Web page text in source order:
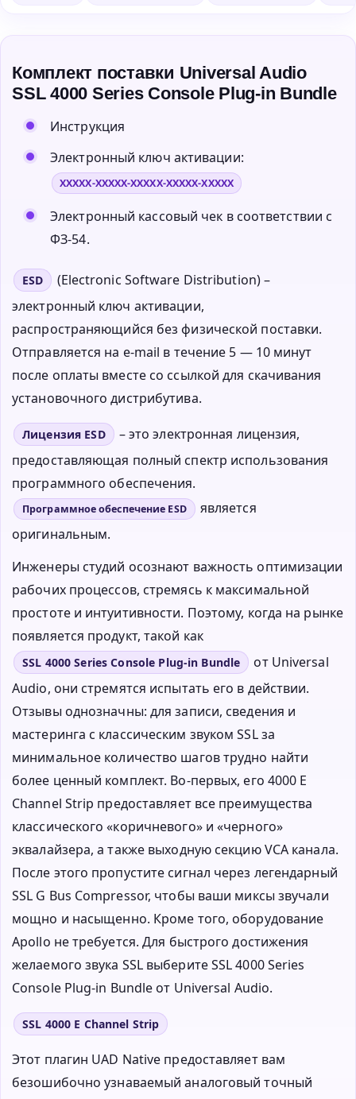
Комплект поставки Universal Audio
SSL 4000 Series Console Plug-in Bundle
Инструкция
Электронный ключ активации:
XXXXX-XXXXX-XXXXX-XXXXX-XXXXX
Электронный кассовый чек в соответствии с
ФЗ-54.
ESD
(Electronic Software Distribution) –
электронный ключ активации,
распространяющийся без физической поставки.
Отправляется на e-mail в течение 5 — 10 минут
после оплаты вместе со ссылкой для скачивания
установочного дистрибутива.
Лицензия ESD
– это электронная лицензия,
предоставляющая полный спектр использования
программного обеспечения.
Программное обеспечение ESD
является
оригинальным.
Инженеры студий осознают важность оптимизации
рабочих процессов, стремясь к максимальной
простоте и интуитивности. Поэтому, когда на рынке
появляется продукт, такой как
SSL 4000 Series Console Plug-in Bundle
от Universal
Audio, они стремятся испытать его в действии.
Отзывы однозначны: для записи, сведения и
мастеринга с классическим звуком SSL за
минимальное количество шагов трудно найти
более ценный комплект. Во-первых, его 4000 E
Channel Strip предоставляет все преимущества
классического «коричневого» и «черного»
эквалайзера, а также выходную секцию VCA канала.
После этого пропустите сигнал через легендарный
SSL G Bus Compressor, чтобы ваши миксы звучали
мощно и насыщенно. Кроме того, оборудование
Apollo не требуется. Для быстрого достижения
желаемого звука SSL выберите SSL 4000 Series
Console Plug-in Bundle от Universal Audio.
SSL 4000 E Channel Strip
Этот плагин UAD Native предоставляет вам
безошибочно узнаваемый аналоговый точный